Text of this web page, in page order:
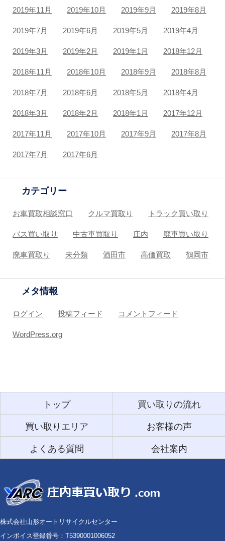
2019年11月 2019年10月 2019年9月 2019年8月
2019年7月 2019年6月 2019年5月 2019年4月
2019年3月 2019年2月 2019年1月 2018年12月
2018年11月 2018年10月 2018年9月 2018年8月
2018年7月 2018年6月 2018年5月 2018年4月
2018年3月 2018年2月 2018年1月 2017年12月
2017年11月 2017年10月 2017年9月 2017年8月
2017年7月 2017年6月
カテゴリー
お車買取相談窓口 クルマ買取り トラック買い取り
バス買い取り 中古車買取り 庄内 廃車買い取り
廃車買取り 未分類 酒田市 高価買取 鶴岡市
メタ情報
ログイン 投稿フィード コメントフィード
WordPress.org
トップ 買い取りの流れ
買い取りエリア お客様の声
よくある質問 会社案内
株式会社山形オートリサイクルセンター
インボイス登録番号：T5390001006052